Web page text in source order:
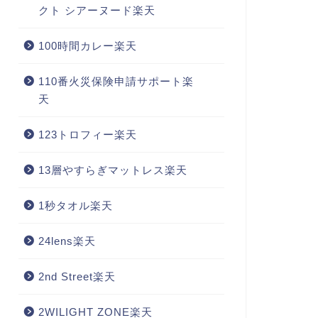
クト シアーヌード楽天
100時間カレー楽天
110番火災保険申請サポート楽
天
123トロフィー楽天
13層やすらぎマットレス楽天
1秒タオル楽天
24lens楽天
2nd Street楽天
2WILIGHT ZONE楽天